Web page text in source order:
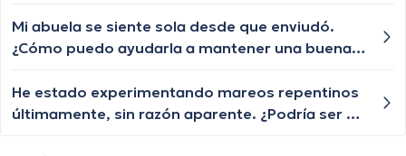
y qué puedo hacer al respecto?
Mi abuela se siente sola desde que enviudó.
¿Cómo puedo ayudarla a mantener una buena
He estado experimentando mareos repentinos
últimamente, sin razón aparente. ¿Podría ser un